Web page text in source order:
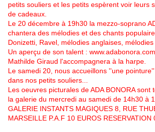
petits souliers et les petits espèrent voir leurs
de cadeaux.
Le 20 décembre à 19h30 la mezzo-soprano
chantera des mélodies et des chants
Donizetti, Ravel, mélodies anglaises,
Un aperçu de son talent : www.adabonora.com
Mathilde Giraud l'accompagnera à la harpe.
Le samedi 20, nous accueillons ''une
dans nos petits souliers...
Les oeuvres picturales de ADA BONORA sont
la galerie du mercredi au samedi de 14h30 à
GALERIE INSTANTS MAGIQUES 8, RUE
MARSEILLE P.A.F 10 EUROS